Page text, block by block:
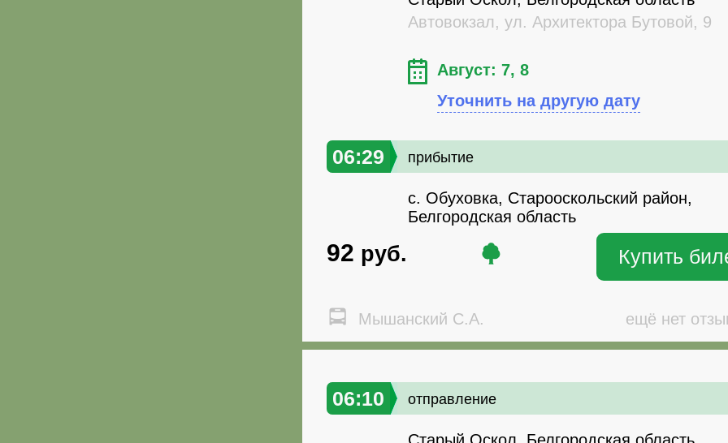
Автовокзал, ул. Архитектора Бутовой, 9
Август: 7, 8
Уточнить на другую дату
06:29 прибытие
с. Обуховка, Старооскольский район,
Белгородская область
92 руб. Купить
Мышанский С.А. ещё нет
06:10 отправление
Старый Оскол, Белгородская область